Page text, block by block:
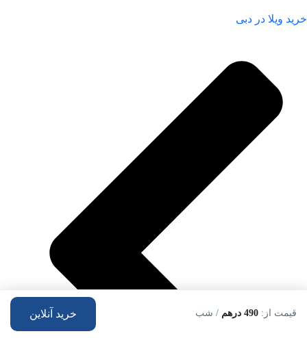
قیمت از: 490 درهم / شب خرید آنلاین
خرید ویلا در دبی